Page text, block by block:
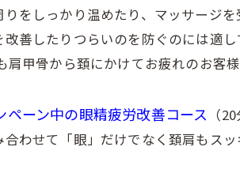
りをしっかり温めたり、マッサージ
善したりつらいのを防ぐのには適し
肩甲骨から頚にかけてお疲れのお客
ペーン中の眼精疲労改善コース （
合わせて「眼」だけでなく頚肩もス